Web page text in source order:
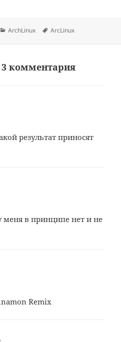
Рубрики
ArchLinux Метки
ArcLinux
комментария
результат приносят
меня в принципе нет и не
Remix